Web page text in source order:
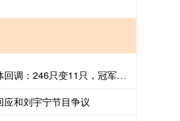
创惠优配 翻倍基集体回调：246只变11只，冠军基回落超100个百分点
和刘宇宁节目争议